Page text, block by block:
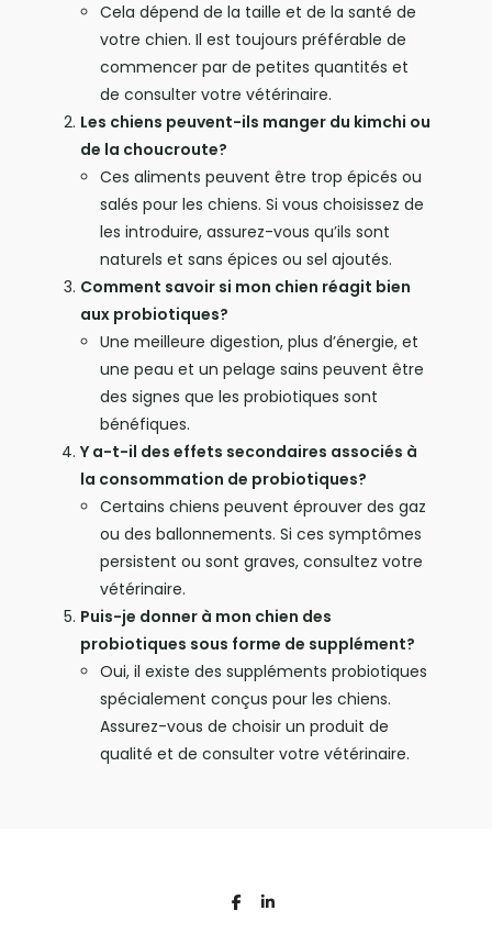
Cela dépend de la taille et de la santé de
votre chien. Il est toujours préférable de
commencer par de petites quantités et
de consulter votre vétérinaire.
Les chiens peuvent-ils manger du kimchi ou
de la choucroute?
Ces aliments peuvent être trop épicés ou
salés pour les chiens. Si vous choisissez de
les introduire, assurez-vous qu’ils sont
naturels et sans épices ou sel ajoutés.
Comment savoir si mon chien réagit bien
aux probiotiques?
Une meilleure digestion, plus d’énergie, et
une peau et un pelage sains peuvent être
des signes que les probiotiques sont
bénéfiques.
Y a-t-il des effets secondaires associés à
la consommation de probiotiques?
Certains chiens peuvent éprouver des gaz
ou des ballonnements. Si ces symptômes
persistent ou sont graves, consultez votre
vétérinaire.
Puis-je donner à mon chien des
probiotiques sous forme de supplément?
Oui, il existe des suppléments probiotiques
spécialement conçus pour les chiens.
Assurez-vous de choisir un produit de
qualité et de consulter votre vétérinaire.